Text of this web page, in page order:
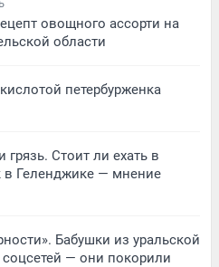
овощного ассорти на
области
петербурженка
Стоит ли ехать в
Геленджике — мнение
Бабушки из уральской
— они покорили